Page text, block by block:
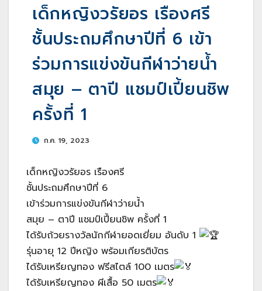
เด็กหญิงวรัยอร เรืองศรี
ชั้นประถมศึกษาปีที่ 6 เข้า
ร่วมการแข่งขันกีฬาว่ายน้ำ
สมุย – ตาปี แชมป์เปี้ยนชิพ
ครั้งที่ 1
ก.ค. 19, 2023
เด็กหญิงวรัยอร เรืองศรี
ชั้นประถมศึกษาปีที่ 6
เข้าร่วมการแข่งขันกีฬาว่ายน้ำ
สมุย – ตาปี แชมป์เปี้ยนชิพ ครั้งที่ 1
ได้รับถ้วยรางวัลนักกีฬายอดเยี่ยม อันดับ 1
รุ่นอายุ 12 ปีหญิง พร้อมเกียรติบัตร
ได้รับเหรียญทอง ฟรีสไตล์ 100 เมตร
ได้รับเหรียญทอง ผีเสื้อ 50 เมตร